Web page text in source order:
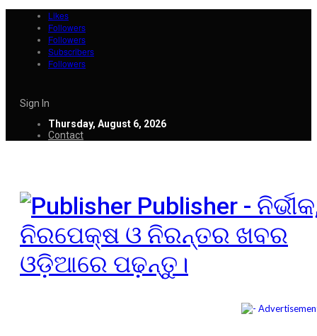
Likes
Followers
Followers
Subscribers
Followers
Sign In
Thursday, August 6, 2026
Contact
Publisher -
ନିରପେକ୍ଷ ଓ ନିରନ୍ତର ଖବର
ଓଡ଼ିଆରେ ପଢ଼ନ୍ତୁ।